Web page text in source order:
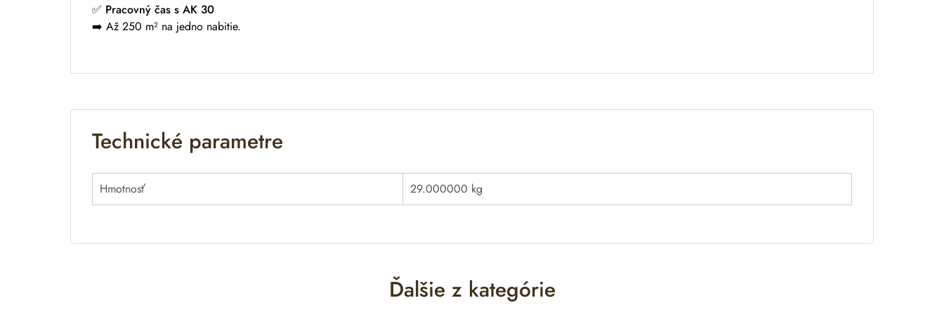
✅ Pracovný čas s AK 30
➡️ Až 250 m² na jedno nabitie.
Technické parametre
Hmotnosť 29.000000 kg
Ďalšie z kategórie